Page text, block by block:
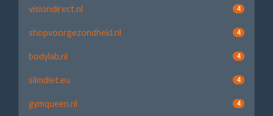
visiondirect.nl 4
shopvoorgezondheid.nl 4
bodylab.nl 4
slimdiet.eu 4
gymqueen.nl 4